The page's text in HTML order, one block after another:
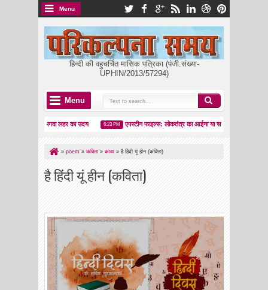
Menu
हिन्दी की वहुचर्चित मासिक पत्रिका (पंजी.संख्या-
UPHIN/2013/57294)
Menu
ढहा, भगवा लहर का उदय 6:23 PM एपस्टीन फाइल्स: लोकतंत्र का आईना या सत्ता का कवर-अप?
» poem » कविता » काव्य » है हिंदी यूं हीन (कविता)
है हिंदी यूं हीन (कविता)